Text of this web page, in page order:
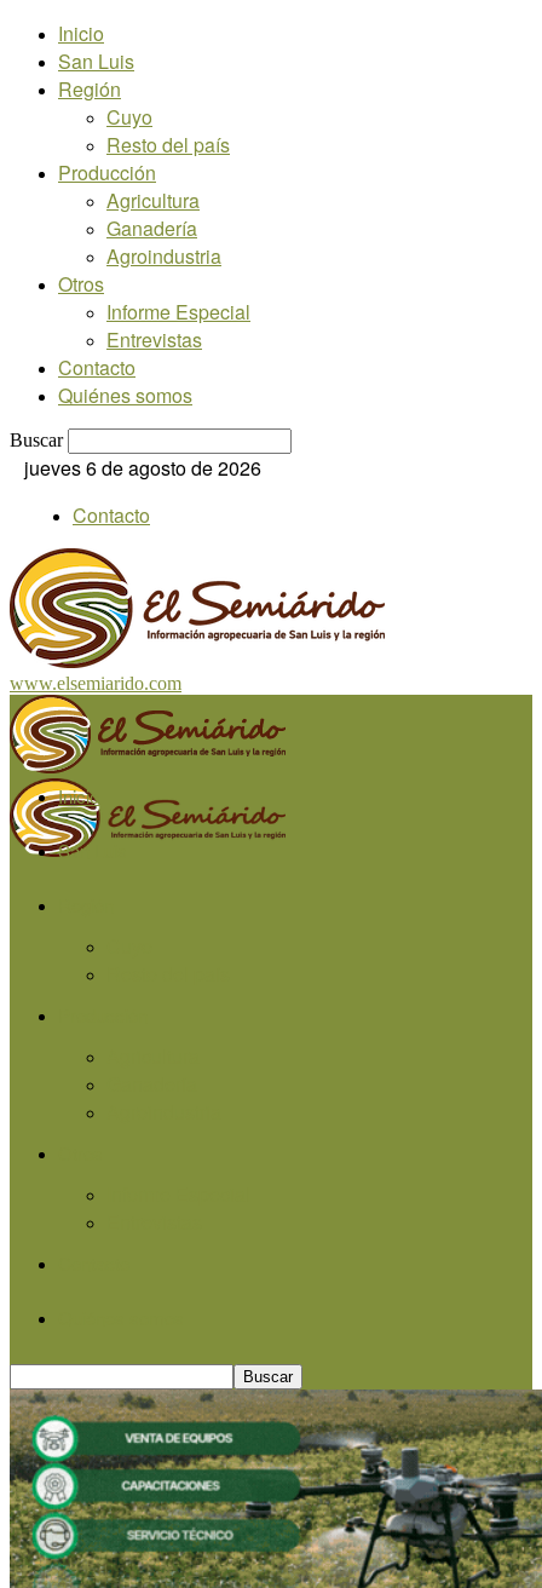
Inicio
San Luis
Región
Cuyo
Resto del país
Producción
Agricultura
Ganadería
Agroindustria
Otros
Informe Especial
Entrevistas
Contacto
Quiénes somos
Buscar
jueves 6 de agosto de 2026
Contacto
www.elsemiarido.com
Inicio
San Luis